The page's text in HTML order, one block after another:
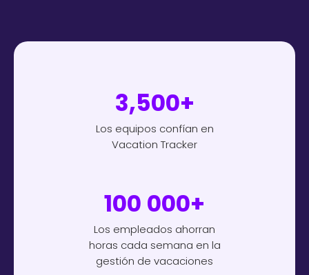
3,500+
Los equipos confían en
Vacation Tracker
100 000+
Los empleados ahorran
horas cada semana en la
gestión de vacaciones